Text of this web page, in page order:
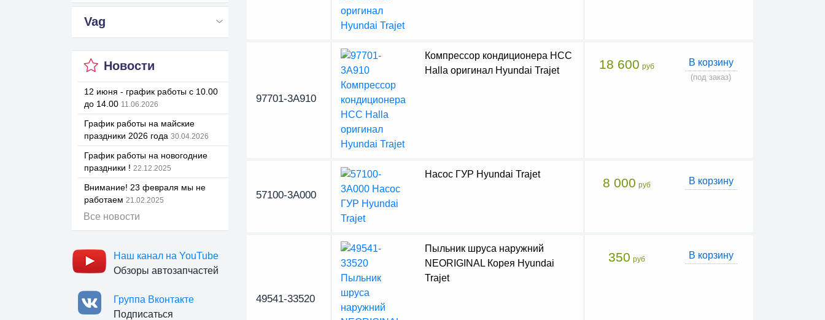
Vag
Новости
12 июня - график работы с 10.00
до 14.00 11.06.2026
График работы на майские
праздники 2026 года 30.04.2026
График работы на новогодние
праздники ! 22.12.2025
Внимание! 23 февраля мы не
работаем 21.02.2025
Все новости
Наш канал на YouTube
Обзоры автозапчастей
Группа Вконтакте
Подписаться
97701-3A910
Компрессор кондиционера HCC
Halla оригинал Hyundai Trajet
18 600 руб В корзину
(под заказ)
57100-3A000
Насос ГУР Hyundai Trajet
8 000 руб В корзину
49541-33520
Пыльник шруса наружний
NEORIGINAL Корея Hyundai
Trajet
350 руб В корзину